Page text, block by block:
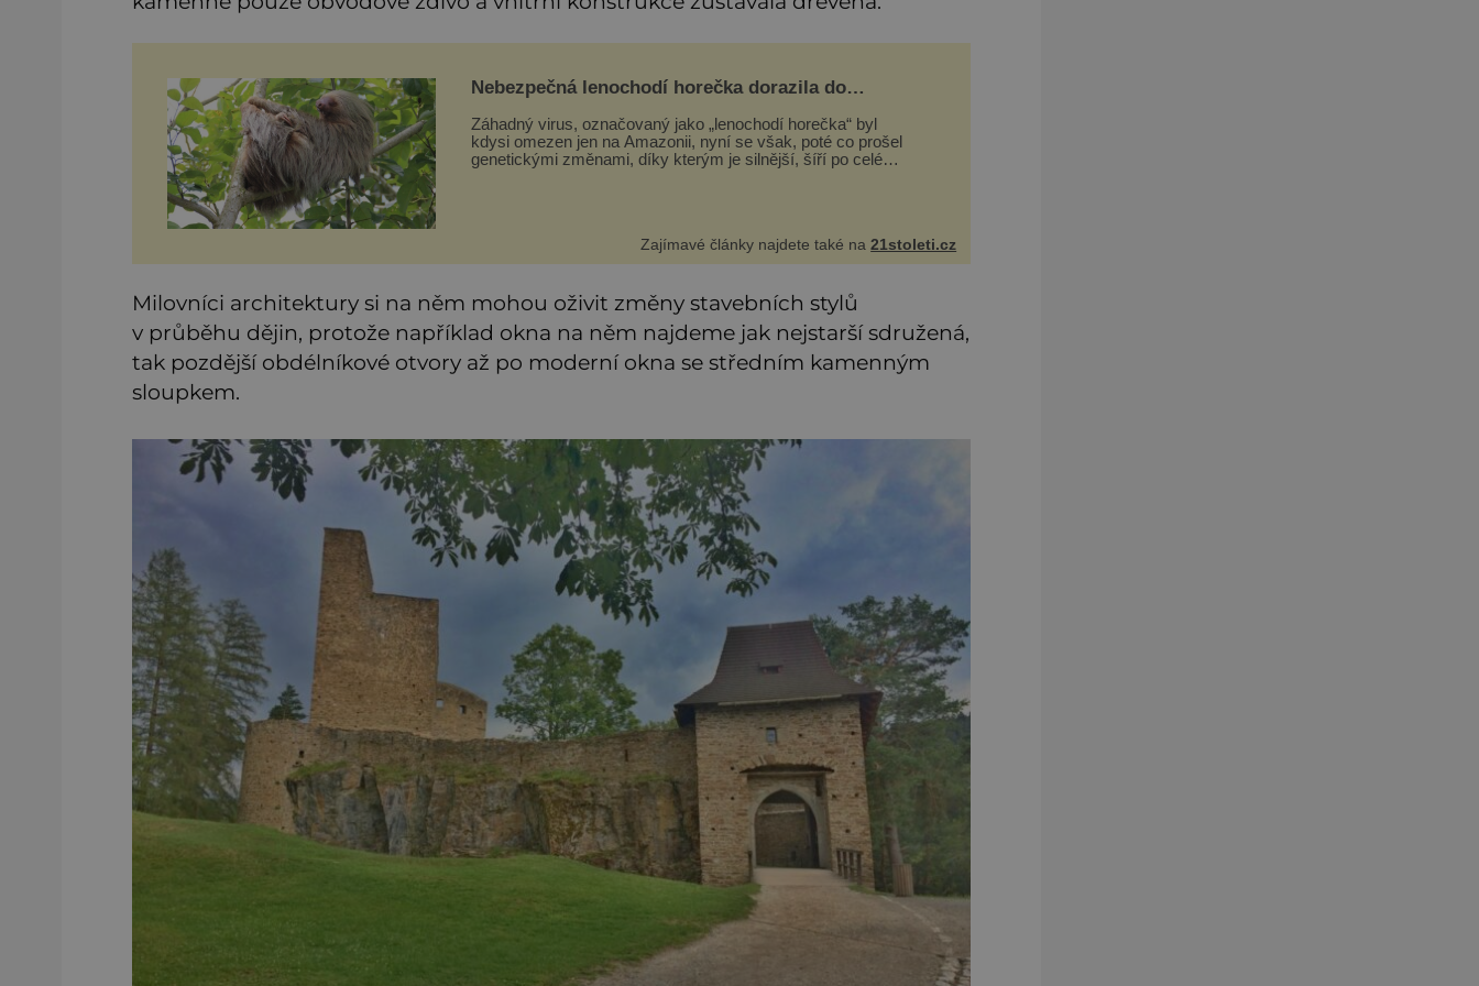
Nebezpečná lenochodí horečka dorazila do
Záhadný virus, označovaný jako „lenochodí horečka“ byl
kdysi omezen jen na Amazonii, nyní se však, poté co prošel
genetickými změnami, díky kterým je silnější, šíří po celé
Zajímavé články najdete také na21stoleti.cz
Milovníci architektury si na něm mohou oživit změny stavebních stylů
v průběhu dějin, protože například okna na něm najdeme jak nejstarší sdružená,
tak pozdější obdélníkové otvory až po moderní okna se středním kamenným
sloupkem.